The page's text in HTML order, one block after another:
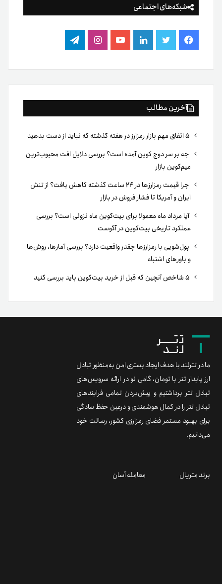
شبکه‌های اجتماعی
فیس
بوک
توییتر لینکدینیوتیوباینستاگرام
تلگرام
آخرین مطالب
چه بر سر دوج کوین آمده است؟ بررسی دلایل افت محبوب‌ترین
میم‌کوین بازار
چرا قیمت رمزارزها در ۲۴ ساعت گذشته کاهش یافت؟ از تنش
ایران و آمریکا تا فشار فروش در بازار
آیا مرداد ماه معمولا برای بیت‌کوین ماه نزولی است؟ بررسی
عملکرد تاریخی بیت‌کوین در آگوست
پول‌شویی با رمزارزها چقدر واقعیت دارد؟ بررسی آمارها، روش‌ها
و باورهای اشتباه
ما در تترلند با هدف ایجاد بستری امن به‌منظور تبادل
ارز پایدار تتر با تومان، گامی نو در ارائه سرویس‌های
تبادل تتر برداشتیم و پیش‌بردن تمامی فرایندهای
تبادل تتر را در کمال هوشمندی و درعین حفظ سادگی
برای بهبود مستمر فضای رمزارزی کشور، رسالت خود
می‌دانیم.
برند متریال معامله آسان